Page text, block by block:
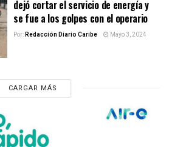
dejó cortar el servicio de energía y
se fue a los golpes con el operario
Por:Redacción Diario Caribe Mayo 3, 2024
CARGAR MÁS